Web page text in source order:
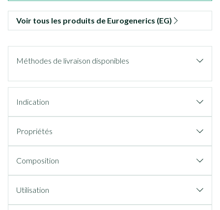
Voir tous les produits de Eurogenerics (EG)
Méthodes de livraison disponibles
Indication
Propriétés
Composition
Utilisation